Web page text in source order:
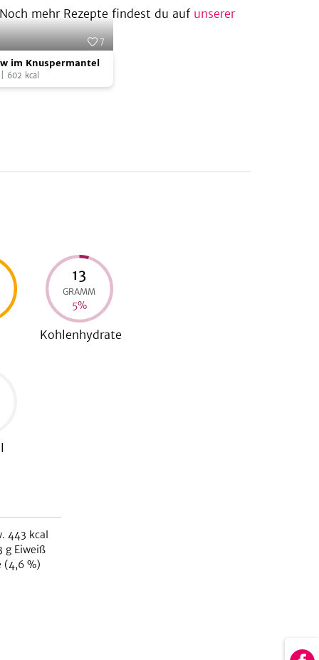
mehr Rezepte findest du auf unserer
SevenCooks
7
im Knuspermantel
602 kcal
13
GRAMM
5%
Kohlenhydrate
443 kcal
g Eiweiß
(4,6 %)